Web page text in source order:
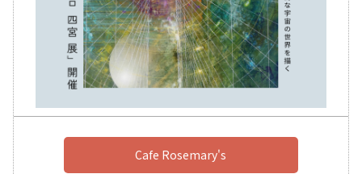
Cafe Rosemary's